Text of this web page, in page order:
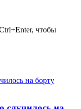
, чтобы